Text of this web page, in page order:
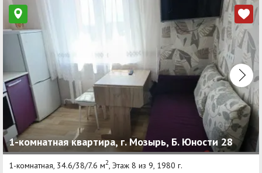
1-комнатная квартира, г. Мозырь, Б. Юности 28
1-комнатная, 34.6/38/7.6 м2, Этаж 8 из 9, 1980 г.